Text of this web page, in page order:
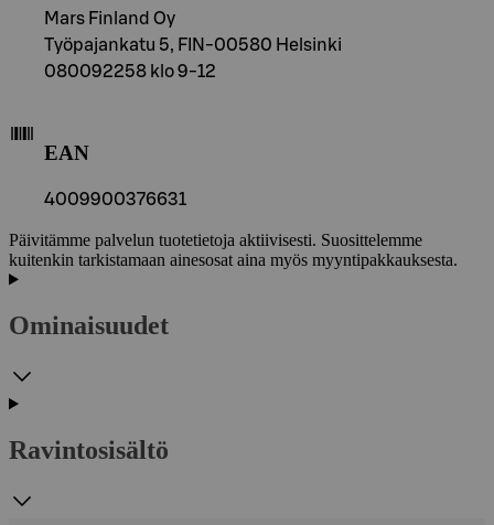
Mars Finland Oy
Työpajankatu 5, FIN-00580 Helsinki
080092258 klo 9-12
EAN
4009900376631
Päivitämme palvelun tuotetietoja aktiivisesti. Suosittelemme
kuitenkin tarkistamaan ainesosat aina myös myyntipakkauksesta.
Ominaisuudet
Ravintosisältö